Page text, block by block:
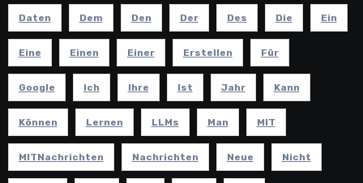
Daten Dem Den Der Des Die Ein
Eine Einen Einer Erstellen Für
Google Ich Ihre Ist Jahr Kann
Können Lernen LLMs Man MIT
MITNachrichten Nachrichten Neue Nicht